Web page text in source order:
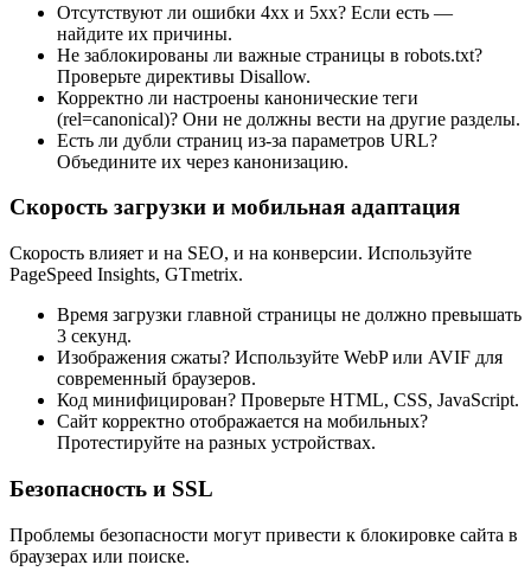
Отсутствуют ли ошибки 4xx и 5xx? Если есть —
найдите их причины.
Не заблокированы ли важные страницы в robots.txt?
Проверьте директивы Disallow.
Корректно ли настроены канонические теги
(rel=canonical)? Они не должны вести на другие разделы.
Есть ли дубли страниц из-за параметров URL?
Объедините их через канонизацию.
Скорость загрузки и мобильная адаптация
Скорость влияет и на SEO, и на конверсии. Используйте
PageSpeed Insights, GTmetrix.
Время загрузки главной страницы не должно превышать
3 секунд.
Изображения сжаты? Используйте WebP или AVIF для
современный браузеров.
Код минифицирован? Проверьте HTML, CSS, JavaScript.
Сайт корректно отображается на мобильных?
Протестируйте на разных устройствах.
Безопасность и SSL
Проблемы безопасности могут привести к блокировке сайта в
браузерах или поиске.